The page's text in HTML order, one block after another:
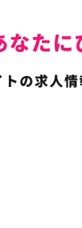
たに
の求人